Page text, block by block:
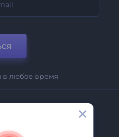
в любое время